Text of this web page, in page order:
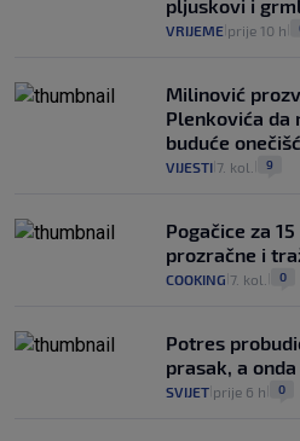
pljuskovi i
VRIJEME prije 10 h
Milinović
Plenkovića da
buduće
VIJESTI 7. kol. 9
Pogačice za
prozračne i
COOKING 7. kol. 0
Potres
prasak, a
SVIJET prije 6 h 0